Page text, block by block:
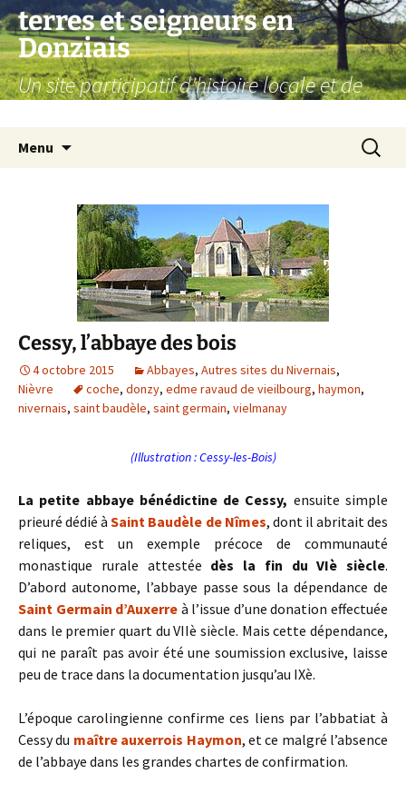
Aller
au
contenu
terres et seigneurs en
Donziais
Un site participatif d'histoire locale et de
Menu
Cessy, l’abbaye des bois
4 octobre 2015 Abbayes, Autres sites du Nivernais,
Nièvre
coche, donzy, edme ravaud de vieilbourg, haymon,
nivernais, saint baudèle, saint germain, vielmanay
(Illustration : Cessy-les-Bois)
La petite abbaye bénédictine de Cessy, ensuite simple
prieuré dédié àSaint Baudèle de Nîmes, dont il abritait des
reliques, est un exemple précoce de communauté
monastique rurale attestée dès la fin du VIè siècle.
D’abord autonome, l’abbaye passe sous la dépendance de
Saint Germain d’Auxerre à l’issue d’une donation effectuée
dans le premier quart du VIIè siècle. Mais cette dépendance,
qui ne paraît pas avoir été une soumission exclusive, laisse
peu de trace dans la documentation jusqu’au IXè.
L’époque carolingienne confirme ces liens par l’abbatiat à
Cessy du maître auxerrois Haymon, et ce malgré l’absence
de l’abbaye dans les grandes chartes de confirmation.